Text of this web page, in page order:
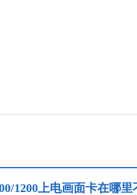
1200上电画面卡在哪里